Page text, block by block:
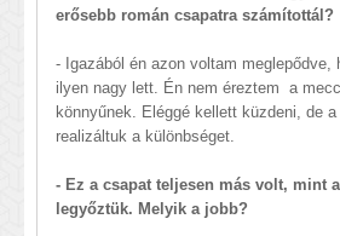
erősebb román csapatra számítottál?
- Igazából én azon voltam meglepődve,
ilyen nagy lett. Én nem éreztem a
könnyűnek. Eléggé kellett küzdeni, de
realizáltuk a különbséget.
- Ez a csapat teljesen más volt, mint
legyőztük. Melyik a jobb?